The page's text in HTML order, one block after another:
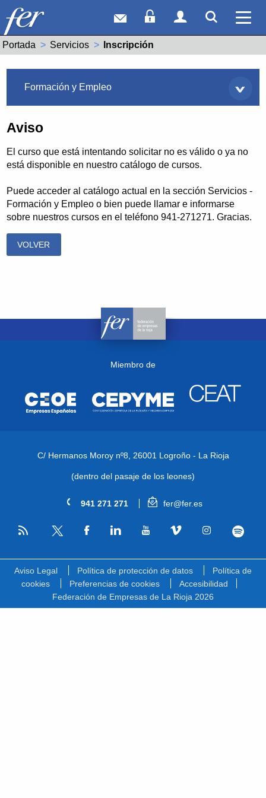
Correo webAcceso Socios
Acceso
Portada Servicios Actual:
Inscripción
Formación y Empleo
Aviso
El curso que está intentando solicitar no es válido o ya no
está disponible en nuestro catálogo de cursos.
Puede acceder al catálogo actual en la sección Servicios -
Formación y Empleo o bien puede llamar e informarse
sobre nuestros cursos en el teléfono 941-271271. Gracias.
VOLVER
Miembro de
C/ Hermanos Moroy nº8, 26001 Logroño - La Rioja
(dentro del pasaje de los leones)
941 271 271 fer@fer.es
RSS
Aviso Legal Política de protección de datos
Política de
cookies
Preferencias de cookies
Accesibilidad
Federación de Empresas de La Rioja 2026